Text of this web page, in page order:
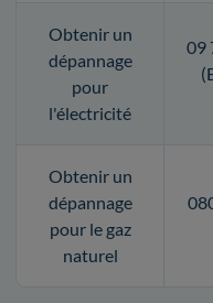
Obtenir un
dépannage
pour
l'électricité
09
Obtenir un
dépannage
pour le gaz
naturel